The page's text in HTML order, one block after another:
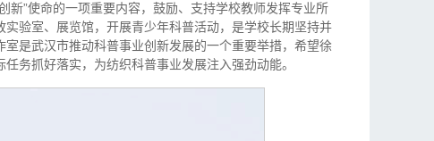
新”使命的一项重要内容，鼓励、支持学校教师发挥专业所
验室、展览馆，开展青少年科普活动，是学校长期坚持并
是武汉市推动科普事业创新发展的一个重要举措，希望徐
务抓好落实，为纺织科普事业发展注入强劲动能。